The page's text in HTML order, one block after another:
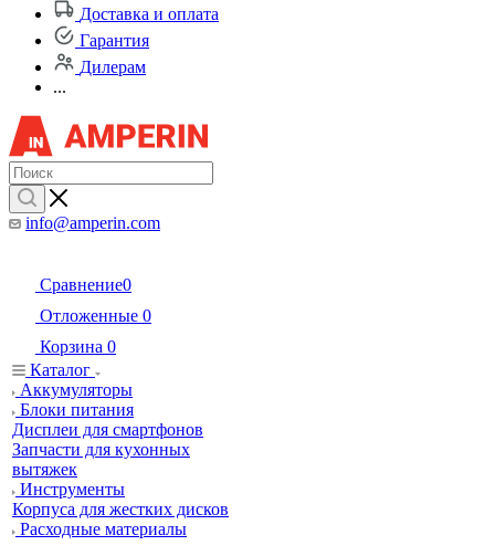
Доставка и оплата
Гарантия
Дилерам
...
info@amperin.com
Сравнение0
Отложенные 0
Корзина 0
Каталог
Аккумуляторы
Блоки питания
Дисплеи для смартфонов
Запчасти для кухонных
вытяжек
Инструменты
Корпуса для жестких дисков
Расходные материалы